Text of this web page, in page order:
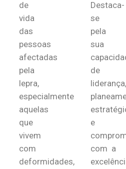
de
vida
das
pessoas
afectadas
pela
lepra,
especialmente
aquelas
que
vivem
com
deformidades,
Destaca-
se
pela
sua
de
liderança,
e
com a